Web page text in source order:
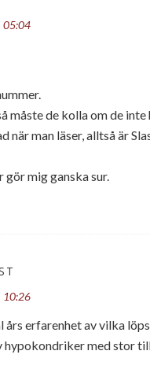
05:04
måste de kolla om de inte
när man läser, alltså är
mig ganska sur.
10:26
års erfarenhet av vilka
hypokondriker med stor